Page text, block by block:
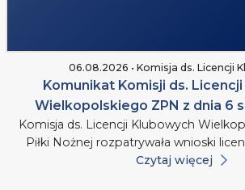
06.08.2026 • Komisja ds. Licencji
Komunikat Komisji ds.
Wielkopolskiego ZPN z dnia 6
Komisja ds. Licencji Klubowych
Piłki Nożnej rozpatrywała wnioski
Czytaj więcej